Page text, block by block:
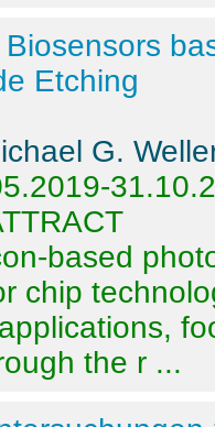
Etching
G.
based
chip
the r ...